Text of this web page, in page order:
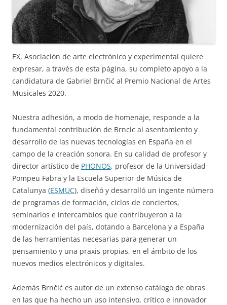
EX, Asociación de arte electrónico y experimental quiere
expresar, a través de esta página, su completo apoyo a la
candidatura de Gabriel Brnčić al Premio Nacional de Artes
Musicales 2020.
Nuestra adhesión, a modo de homenaje, responde a la
fundamental contribución de Brncic al asentamiento y
desarrollo de las nuevas tecnologías en España en el
campo de la creación sonora. En su calidad de profesor y
director artístico de PHONOS, profesor de la Universidad
Pompeu Fabra y la Escuela Superior de Música de
Catalunya (ESMUC), diseñó y desarrolló un ingente número
de programas de formación, ciclos de conciertos,
seminarios e intercambios que contribuyeron a la
modernización del país, dotando a Barcelona y a España
de las herramientas necesarias para generar un
pensamiento y una praxis propias, en el ámbito de los
nuevos medios electrónicos y digitales.
Además Brnčić es autor de un extenso catálogo de obras
en las que ha hecho un uso intensivo, crítico e innovador